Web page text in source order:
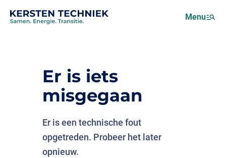
Over ons
Projecten
Menu
Er is iets
misgegaan
Er is een technische fout
opgetreden. Probeer het later
opnieuw.